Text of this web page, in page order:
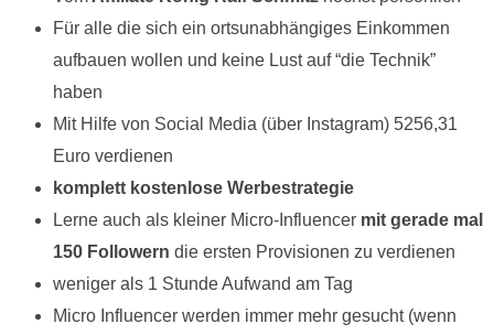
Für alle die sich ein ortsunabhängiges Einkommen
aufbauen wollen und keine Lust auf “die Technik”
haben
Mit Hilfe von Social Media (über Instagram) 5256,31
Euro verdienen
komplett kostenlose Werbestrategie
Lerne auch als kleiner Micro-Influencer mit gerade mal
150 Followern die ersten Provisionen zu verdienen
weniger als 1 Stunde Aufwand am Tag
Micro Influencer werden immer mehr gesucht (wenn